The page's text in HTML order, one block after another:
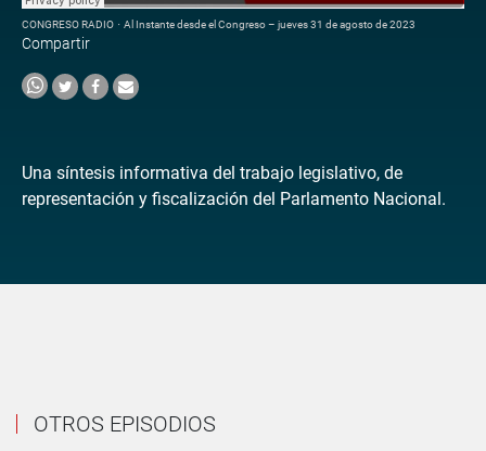
CONGRESO RADIO · Al Instante desde el Congreso – jueves 31 de agosto de 2023
Compartir
Una síntesis informativa del trabajo legislativo, de
representación y fiscalización del Parlamento Nacional.
OTROS EPISODIOS